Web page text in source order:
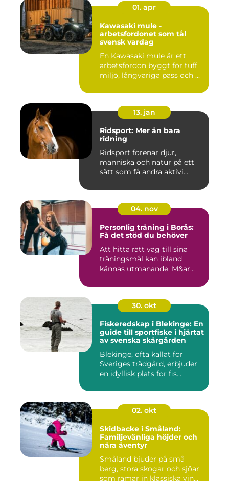
01. apr
Kawasaki mule -
arbetsfordonet som tål
svensk vardag
En Kawasaki mule är ett
arbetsfordon byggt för tuff
miljö, långvariga pass och ...
13. jan
Ridsport: Mer än bara
ridning
Ridsport förenar djur,
människa och natur på ett
sätt som få andra aktivi...
04. nov
Personlig träning i Borås:
Få det stöd du behöver
Att hitta rätt väg till sina
träningsmål kan ibland
kännas utmanande. M&ar...
30. okt
Fiskeredskap i Blekinge: En
guide till sportfiske i hjärtat
av svenska skärgården
Blekinge, ofta kallat för
Sveriges trädgård, erbjuder
en idyllisk plats för fis...
02. okt
Skidbacke i Småland:
Familjevänliga höjder och
nära äventyr
Småland bjuder på små
berg, stora skogar och sjöar
som ramar in klassiska vin...